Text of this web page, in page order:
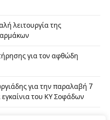
λειτουργία της
για τον αφθώδη
για την παραλαβή 7
του ΚΥ Σοφάδων